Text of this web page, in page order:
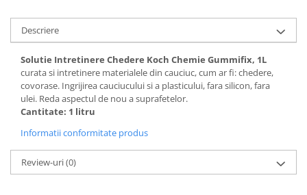
Descriere
Solutie Intretinere Chedere Koch Chemie Gummifix, 1L
curata si intretinere materialele din cauciuc, cum ar fi: chedere,
covorase. Ingrijirea cauciucului si a plasticului, fara silicon, fara
ulei. Reda aspectul de nou a suprafetelor.
Cantitate: 1 litru
Informatii conformitate produs
Review-uri(0)